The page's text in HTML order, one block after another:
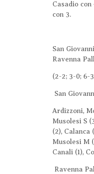
Casadio
con 3.
San
Ravenna
(2-2; 3-0; 6-
San
Ardizzoni,
Musolesi S
(2), Calanca
Musolesi M
Canali (1),
Ravenna